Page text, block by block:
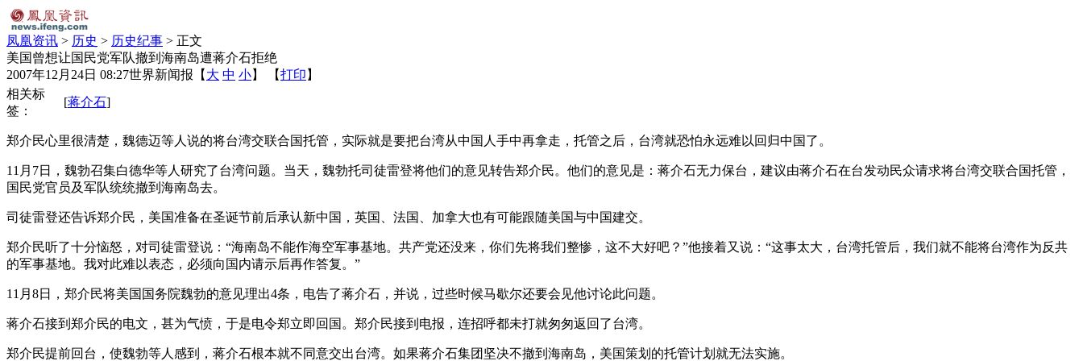
凤凰资讯 > 历史 > 历史纪事 > 正文
美国曾想让国民党军队撤到海南岛遭蒋介石拒绝
2007年12月24日 08:27世界新闻报 【 大 中 小】 【打印 】
相关标
签：
[蒋介石]
郑介民心里很清楚，魏德迈等人说的将台湾交联合国托管，实际就是要把台湾从中国人手中再拿走，托管之后，台湾就恐怕永远难以回归中国了。
11月7日，魏勃召集白德华等人研究了台湾问题。当天，魏勃托司徒雷登将他们的意见转告郑介民。他们的意见是：蒋介石无力保台，建议由蒋介石在台发动民众请求将台湾交联合国托管，
国民党官员及军队统统撤到海南岛去。
司徒雷登还告诉郑介民，美国准备在圣诞节前后承认新中国，英国、法国、加拿大也有可能跟随美国与中国建交。
郑介民听了十分恼怒，对司徒雷登说：“海南岛不能作海空军事基地。共产党还没来，你们先将我们整惨，这不大好吧？”他接着又说：“这事太大，台湾托管后，我们就不能将台湾作为反共
的军事基地。我对此难以表态，必须向国内请示后再作答复。”
11月8日，郑介民将美国国务院魏勃的意见理出4条，电告了蒋介石，并说，过些时候马歇尔还要会见他讨论此问题。
蒋介石接到郑介民的电文，甚为气愤，于是电令郑立即回国。郑介民接到电报，连招呼都未打就匆匆返回了台湾。
郑介民提前回台，使魏勃等人感到，蒋介石根本就不同意交出台湾。如果蒋介石集团坚决不撤到海南岛，美国策划的托管计划就无法实施。